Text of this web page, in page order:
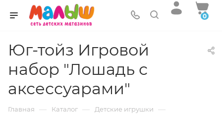
0
Юг-тойз Игровой
набор "Лошадь с
аксессуарами"
Главная — Каталог — Детские игрушки —